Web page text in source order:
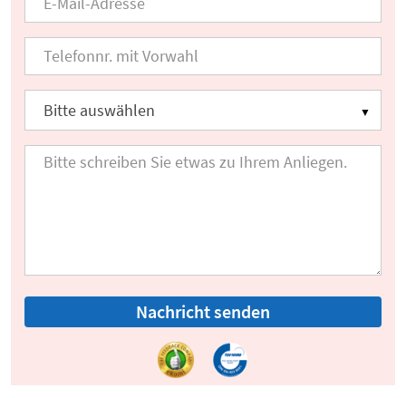
Nachricht senden